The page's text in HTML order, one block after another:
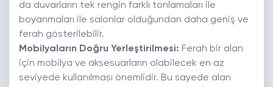
da duvarların tek rengin farklı tonlamaları ile
boyanmaları ile salonlar olduğundan daha geniş ve
ferah gösterilebilir.
Mobilyaların Doğru Yerleştirilmesi: Ferah bir alan
için mobilya ve aksesuarların olabilecek en az
seviyede kullanılması önemlidir. Bu sayede alan